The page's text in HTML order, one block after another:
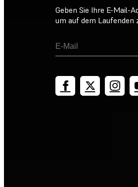
Geben Sie Ihre E-Mail-
um auf dem Laufenden